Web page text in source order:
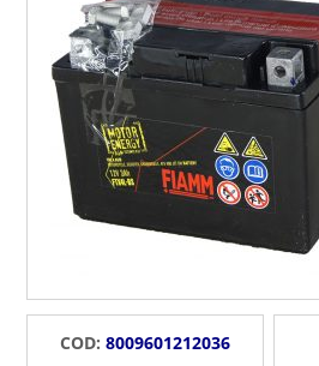
COD: 8009601212036